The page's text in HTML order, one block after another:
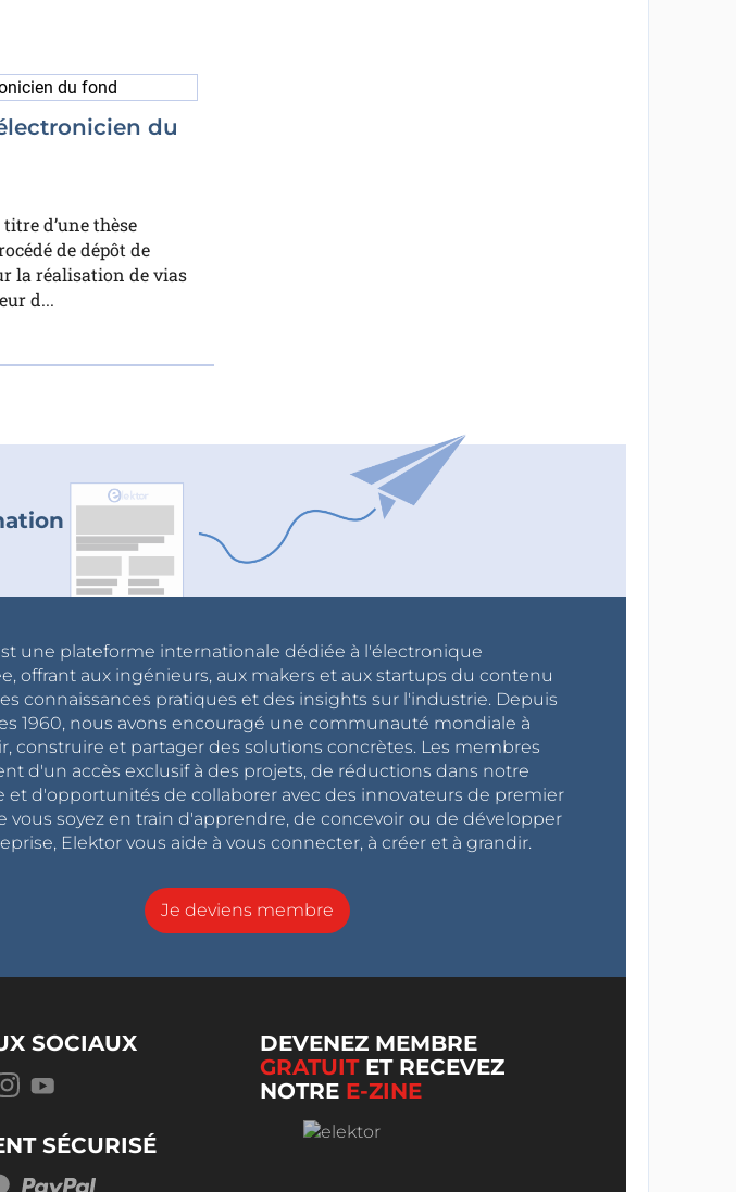
du
d’une thèse
de dépôt de
la réalisation de vias
d...
une plateforme internationale dédiée à l'électronique
offrant aux ingénieurs, aux makers et aux startups du contenu
connaissances pratiques et des insights sur l'industrie. Depuis
1960, nous avons encouragé une communauté mondiale à
construire et partager des solutions concrètes. Les membres
d'un accès exclusif à des projets, de réductions dans notre
et d'opportunités de collaborer avec des innovateurs de premier
vous soyez en train d'apprendre, de concevoir ou de développer
Elektor vous aide à vous connecter, à créer et à grandir.
Je deviens membre
SOCIAUX
SÉCURISÉ
DEVENEZ MEMBRE
GRATUITET RECEVEZ
NOTRE E-ZINE